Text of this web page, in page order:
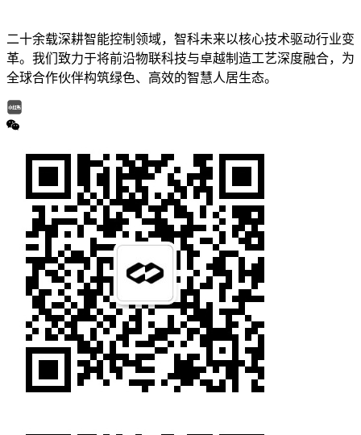
二十余载深耕智能控制领域，智科未来以核心技术驱动行业变
革。我们致力于将前沿物联科技与卓越制造工艺深度融合，为
全球合作伙伴构筑绿色、高效的智慧人居生态。